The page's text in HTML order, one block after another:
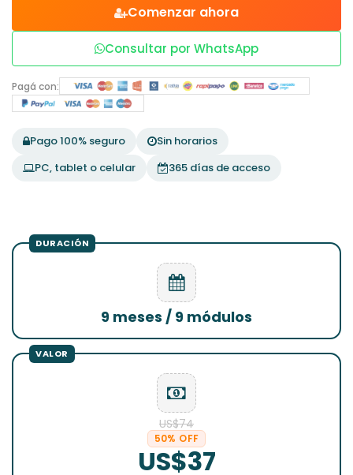
Comenzar ahora
Consultar por WhatsApp
Pagá con:
Pago 100% seguro
Sin horarios
PC, tablet o celular
365 días de acceso
9 meses / 9 módulos
US$74
50% OFF
US$37